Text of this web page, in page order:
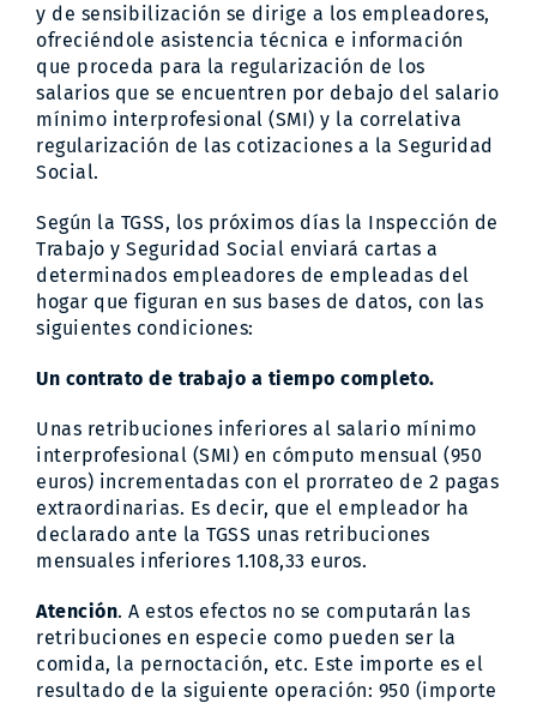
y de sensibilización se dirige a los empleadores,
ofreciéndole asistencia técnica e información
que proceda para la regularización de los
salarios que se encuentren por debajo del salario
mínimo interprofesional (SMI) y la correlativa
regularización de las cotizaciones a la Seguridad
Social.
Según la TGSS, los próximos días la Inspección de
Trabajo y Seguridad Social enviará cartas a
determinados empleadores de empleadas del
hogar que figuran en sus bases de datos, con las
siguientes condiciones:
Un contrato de trabajo a tiempo completo.
Unas retribuciones inferiores al salario mínimo
interprofesional (SMI) en cómputo mensual (950
euros) incrementadas con el prorrateo de 2 pagas
extraordinarias. Es decir, que el empleador ha
declarado ante la TGSS unas retribuciones
mensuales inferiores 1.108,33 euros.
Atención. A estos efectos no se computarán las
retribuciones en especie como pueden ser la
comida, la pernoctación, etc. Este importe es el
resultado de la siguiente operación: 950 (importe